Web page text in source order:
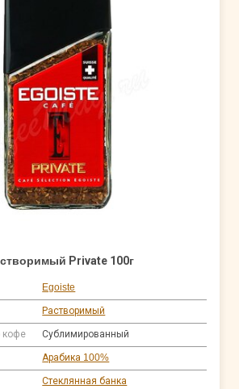
Private 100г
Egoiste
Растворимый
кофе Сублимированный
Арабика 100%
Стеклянная банка